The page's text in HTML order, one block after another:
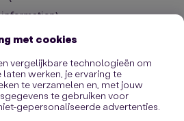
information).
met cookies
vergelijkbare technologieën om
werken, je ervaring te
te verzamelen en, met jouw
te gebruiken voor
gepersonaliseerde advertenties.